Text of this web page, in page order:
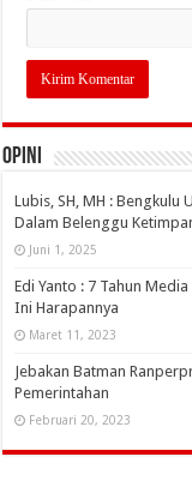
OPINI
Lubis, SH, MH : Bengkulu
Dalam Belenggu
Juni 1, 2025
Edi Yanto : 7 Tahun
Ini Harapannya
Maret 11, 2023
Jebakan Batman
Pemerintahan
Februari 20, 2023